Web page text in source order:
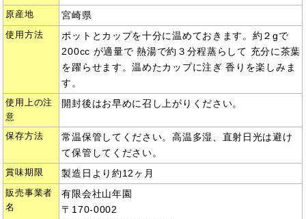
原産地 宮崎県
使用方法
ポットとカップを十分に温めておきます。約２gで
200cc が適量で 熱湯で約３分程蒸らして 充分に茶葉
を躍らせます。温めたカップに注ぎ 香りを楽しみま
す。
使用上の注
意
開封後はお早めに召し上がりください。
保存方法
常温保管してください。高温多湿、直射日光は避け
て保管してください。
賞味期限 製造日より約12ヶ月
販売事業者
名
有限会社山年園
〒170-0002